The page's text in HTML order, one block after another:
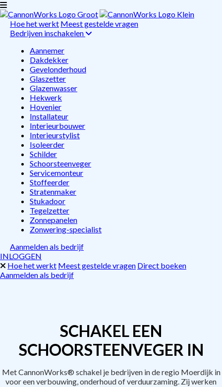
Hoe het werkt Meest gestelde vragen
Bedrijven inschakelen
Aannemer
Dakdekker
Gevelonderhoud
Glaszetter
Glazenwasser
Hekwerk
Hovenier
Installateur
Interieurbouwer
Interieurstylist
Isoleerder
Schilder
Schoorsteenveger
Servicemonteur
Stoffeerder
Stratenmaker
Stukadoor
Tegelzetter
Zonnepanelen
Zonwering-specialist
Aanmelden als bedrijf
INLOGGEN
Hoe het werkt Meest gestelde vragen Direct boeken
Aanmelden als bedrijf
SCHAKEL EEN
SCHOORSTEENVEGER IN
Met CannonWorks® schakel je bedrijven in de regio Moerdijk in
voor een verbouwing, onderhoud of verduurzaming. Zij werken